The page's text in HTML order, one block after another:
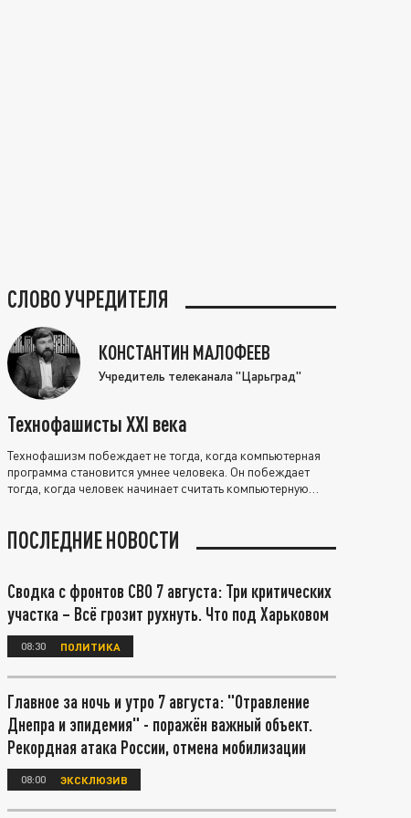
СЛОВО УЧРЕДИТЕЛЯ
КОНСТАНТИН МАЛОФЕЕВ
Учредитель телеканала "Царьград"
Технофашисты XXI века
Технофашизм побеждает не тогда, когда компьютерная
программа становится умнее человека. Он побеждает
тогда, когда человек начинает считать компьютерную
ПОСЛЕДНИЕ НОВОСТИ
Сводка с фронтов СВО 7 августа: Три критических
участка – Всё грозит рухнуть. Что под Харьковом
08:30 ПОЛИТИКА
Главное за ночь и утро 7 августа: "Отравление
Днепра и эпидемия" - поражён важный объект.
Рекордная атака России, отмена мобилизации
08:00 ЭКСКЛЮЗИВ